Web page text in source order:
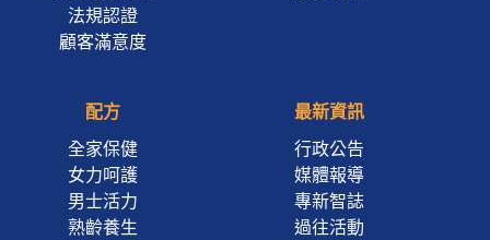
法規認證
顧客滿意度
配方
全家保健
女力呵護
男士活力
熟齡養生
最新資訊
行政公告
媒體報導
專新智誌
過往活動